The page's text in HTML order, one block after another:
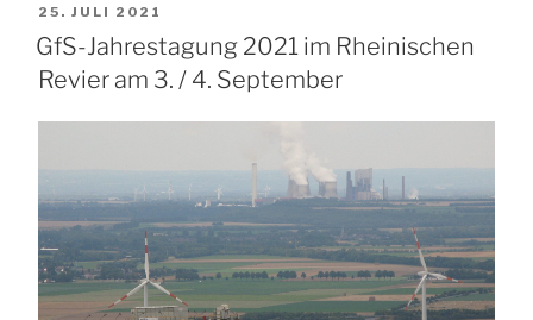
VERÖFFENTLICHT
AM
25. JULI 2021
GfS-Jahrestagung 2021 im Rheinischen
Revier am 3. / 4. September